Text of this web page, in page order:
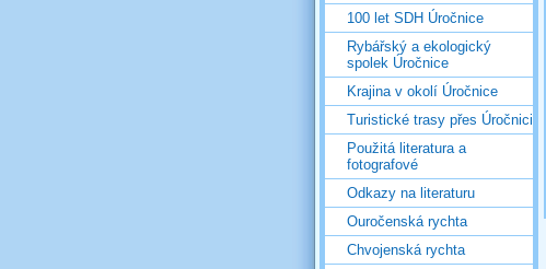
100 let SDH Úročnice
Rybářský a ekologický
spolek Úročnice
Krajina v okolí Úročnice
Turistické trasy přes Úročnici
Použitá literatura a
fotografové
Odkazy na literaturu
Ouročenská rychta
Chvojenská rychta